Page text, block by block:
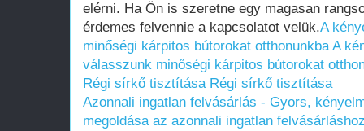
elérni. Ha Ön is szeretne egy magasan
érdemes felvennie a kapcsolatot velük.A
minőségi kárpitos bútorokat otthonunkba A
válasszunk minőségi kárpitos bútorokat
Régi sírkő tisztítása Régi sírkő tisztítása
Azonnali ingatlan felvásárlás - Gyors,
megoldása az azonnali ingatlan